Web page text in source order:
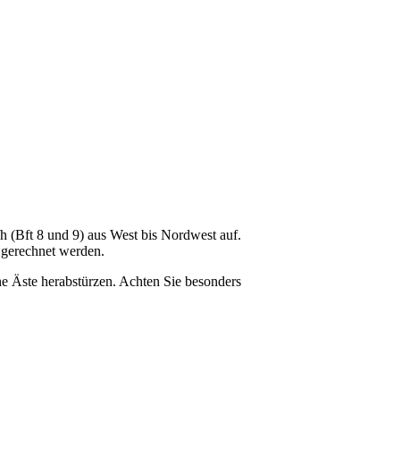
(Bft 8 und 9) aus West bis Nordwest auf.
werden.
herabstürzen. Achten Sie besonders